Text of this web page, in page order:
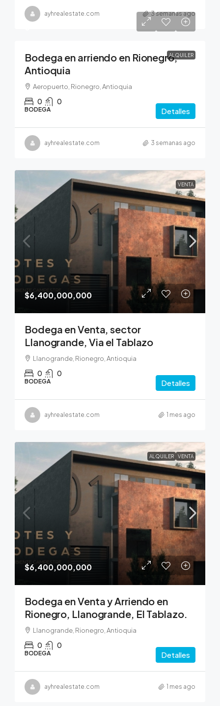
ayhrealestate.com 3 semanas ago
ALQUILER
Bodega en arriendo en Rionegro,
Antioquia
Aeropuerto, Rionegro, Antioquia
0 0
BODEGA Detalles
ayhrealestate.com 3 semanas ago
VENTA
$6,400,000,000
Bodega en Venta, sector
Llanogrande, Via el Tablazo
Llanogrande, Rionegro, Antioquia
0 0
BODEGA Detalles
ayhrealestate.com 1 mes ago
ALQUILER VENTA
$6,400,000,000
Bodega en Venta y Arriendo en
Rionegro, Llanogrande, El Tablazo.
Llanogrande, Rionegro, Antioquia
0 0
BODEGA Detalles
ayhrealestate.com 1 mes ago